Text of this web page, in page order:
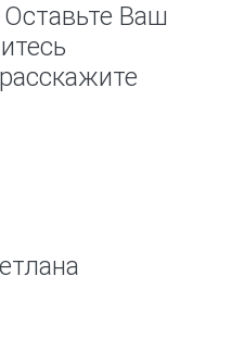
Ваш